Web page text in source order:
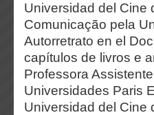
Universidad del Cine
Comunicação pela
Autorretrato en el
capítulos de livros e
Professora
Universidades Paris
Universidad del Cine